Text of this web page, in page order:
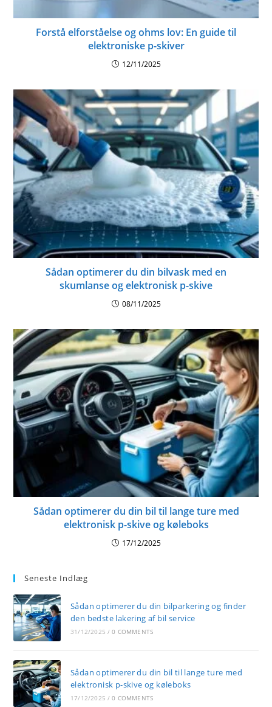
Forstå elforståelse og ohms lov: En guide til
elektroniske p-skiver
12/11/2025
Sådan optimerer du din bilvask med en
skumlanse og elektronisk p-skive
08/11/2025
Sådan optimerer du din bil til lange ture med
elektronisk p-skive og køleboks
17/12/2025
Seneste Indlæg
Sådan optimerer du din bilparkering og finder
den bedste lakering af bil service
31/12/2025 / 0 COMMENTS
Sådan optimerer du din bil til lange ture med
elektronisk p-skive og køleboks
17/12/2025 / 0 COMMENTS